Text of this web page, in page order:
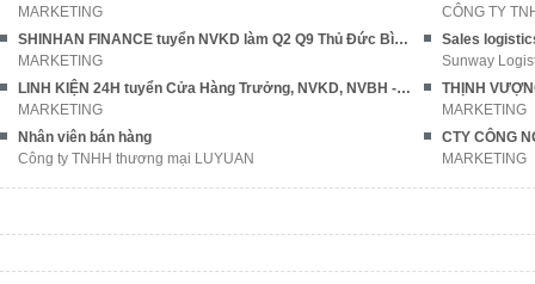
MARKETING
CÔNG TY
SHINHAN FINANCE tuyển NVKD làm Q2 Q9 Thủ Đức Bình Thạnh - Dĩ An
MARKETING
Sales
Sunway
LINH KIỆN 24H tuyển Cửa Hàng Trưởng, NVKD, NVBH - kế toán
MARKETING
MARKETING
Nhân viên bán hàng
Công ty TNHH thương mại LUYUAN
MARKETING